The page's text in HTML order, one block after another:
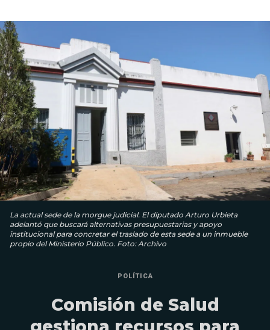
La actual sede de la morgue judicial. El diputado Arturo Urbieta
adelantó que buscará alternativas presupuestarias y apoyo
institucional para concretar el traslado de esta sede a un inmueble
propio del Ministerio Público. Foto: Archivo
POLÍTICA
Comisión de Salud